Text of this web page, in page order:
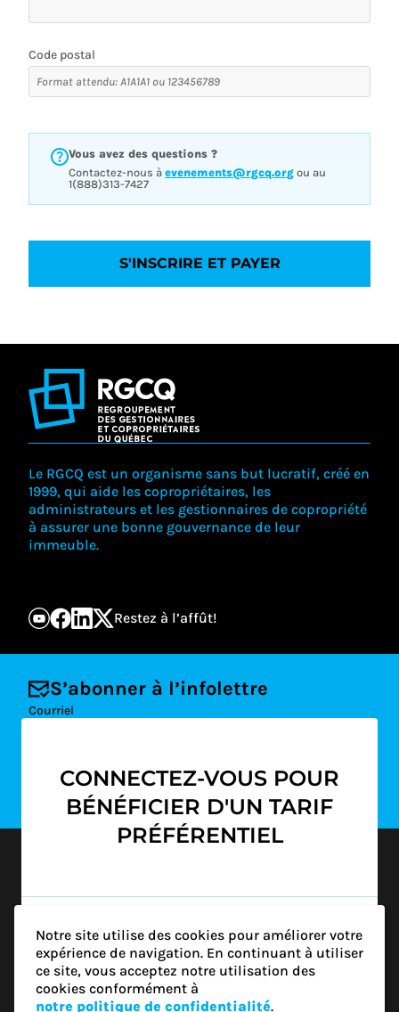
Code postal
Vous avez des questions ?
Contactez-nous à evenements@rgcq.org ou au
1(888)313-7427
S'INSCRIRE ET PAYER
CONNECTEZ-VOUS POUR
BÉNÉFICIER D'UN TARIF
PRÉFÉRENTIEL
CONNECTEZ-VOUS
CONTINUER SANS SE CONNECTER
(NON-MEMBRE)
Notre site utilise des cookies pour améliorer votre
expérience de navigation. En continuant à utiliser
ce site, vous acceptez notre utilisation des
cookies conformément à
notre politique de confidentialité.
Le RGCQ est un organisme sans but lucratif, créé en
1999, qui aide les copropriétaires, les
administrateurs et les gestionnaires de copropriété
à assurer une bonne gouvernance de leur
immeuble.
Restez à l’affût!
S’abonner à l’infolettre
Courriel
S'ABONNER
info@rgcq.org
MONTRÉAL
QUÉBEC
OUTAOUAIS
ESTRIE